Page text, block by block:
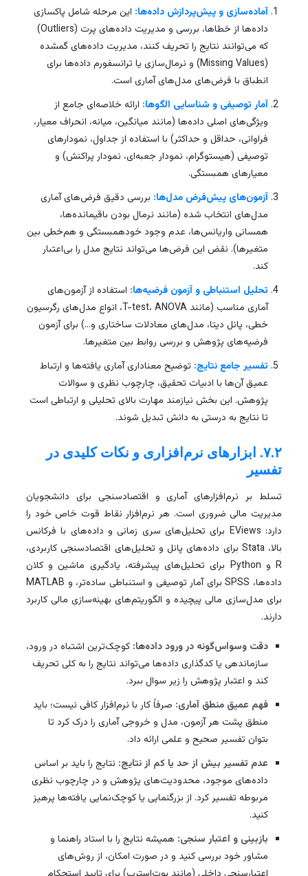
آماده‌سازی و پیش‌پردازش داده‌ها:این مرحله شامل پاکسازی
داده‌ها از خطاها، بررسی و مدیریت داده‌های پرت (Outliers)
که می‌توانند نتایج را تحریف کنند، مدیریت داده‌های گمشده
(Missing Values) و نرمال‌سازی یا ترانسفورم داده‌ها برای
انطباق با فرض‌های مدل‌های آماری است.
آمار توصیفی و شناسایی الگوها:ارائه خلاصه‌ای جامع از
ویژگی‌های اصلی داده‌ها (مانند میانگین، میانه، انحراف معیار،
فراوانی، حداقل و حداکثر) با استفاده از جداول، نمودارهای
توصیفی (هیستوگرام، نمودار جعبه‌ای، نمودار پراکنش) و
معیارهای همبستگی.
آزمون‌های پیش‌فرض مدل‌ها:بررسی دقیق فرض‌های آماری
مدل‌های انتخاب شده (مانند نرمال بودن باقیمانده‌ها،
همسانی واریانس‌ها، عدم وجود خودهمبستگی و هم‌خطی بین
متغیرها). نقض این فرض‌ها می‌تواند نتایج مدل را بی‌اعتبار
تحلیل استنباطی و آزمون فرضیه‌ها:استفاده از آزمون‌های
آماری مناسب (مانند T-test، ANOVA، انواع مدل‌های رگرسیون
خطی، پانل دیتا، مدل‌های معادلات ساختاری و…) برای آزمون
فرضیه‌های پژوهش و بررسی روابط بین متغیرها.
تفسیر جامع نتایج:توضیح معناداری آماری یافته‌ها و ارتباط
عمیق آن‌ها با ادبیات تحقیق، چارچوب نظری و سوالات
پژوهش. این بخش نیازمند مهارت بالای تحلیلی و ارتباطی است
تا نتایج به درستی به دانش تبدیل شوند.
۷.۲. ابزارهای نرم‌افزاری و نکات کلیدی در
تفسیر
تسلط بر نرم‌افزارهای آماری و اقتصادسنجی برای دانشجویان
مدیریت مالی ضروری است. هر نرم‌افزار نقاط قوت خاص خود را
دارد: EViews برای تحلیل‌های سری زمانی و داده‌های با فرکانس
بالا، Stata برای داده‌های پانل و تحلیل‌های اقتصادسنجی کاربردی،
R و Python برای تحلیل‌های پیشرفته، یادگیری ماشین و کلان
داده‌ها، SPSS برای آمار توصیفی و استنباطی ساده‌تر، و MATLAB
برای مدل‌سازی مالی پیچیده و الگوریتم‌های بهینه‌سازی مالی کاربرد
دقت وسواس‌گونه در ورود داده‌ها:کوچک‌ترین اشتباه در ورود،
سازماندهی یا کدگذاری داده‌ها می‌تواند نتایج را به کلی تحریف
کند و اعتبار پژوهش را زیر سوال ببرد.
فهم عمیق منطق آماری:صرفاً کار با نرم‌افزار کافی نیست؛ باید
منطق پشت هر آزمون، مدل و خروجی آماری را درک کرد تا
بتوان تفسیر صحیح و علمی ارائه داد.
عدم تفسیر بیش از حد یا کم از نتایج:نتایج را باید بر اساس
داده‌های موجود، محدودیت‌های پژوهش و در چارچوب نظری
مربوطه تفسیر کرد. از بزرگنمایی یا کوچک‌نمایی یافته‌ها پرهیز
بازبینی و اعتبار سنجی:همیشه نتایج را با استاد راهنما و
مشاور خود بررسی کنید و در صورت امکان، از روش‌های